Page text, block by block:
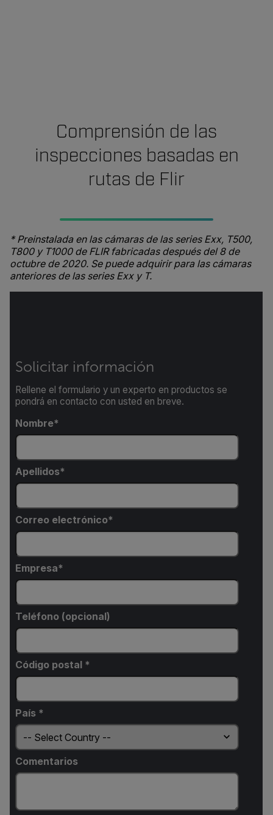
Comprensión de las
inspecciones basadas en
rutas de Flir
* Preinstalada en las cámaras de las series Exx, T500,
T800 y T1000 de FLIR fabricadas después del 8 de
octubre de 2020. Se puede adquirir para las cámaras
anteriores de las series Exx y T.
Solicitar información
Rellene el formulario y un experto en productos se
pondrá en contacto con usted en breve.
Nombre
Apellidos
Correo electrónico
Empresa
Teléfono (opcional)
Código postal *
País *
Comentarios